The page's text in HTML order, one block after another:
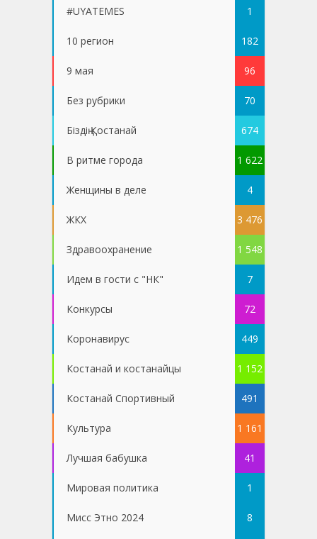
#UYATEMES 1
10 регион 182
9 мая 96
Без рубрики 70
Біздің Қостанай 674
В ритме города 1 622
Женщины в деле 4
ЖКХ 3 476
Здравоохранение 1 548
Идем в гости с "НК" 7
Конкурсы 72
Коронавирус 449
Костанай и костанайцы 1 152
Костанай Спортивный 491
Культура 1 161
Лучшая бабушка 41
Мировая политика 1
Мисс Этно 2024 8